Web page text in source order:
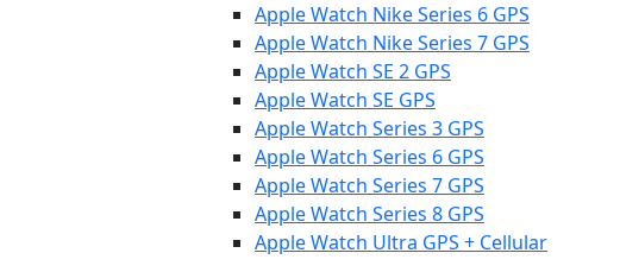
Apple Watch Nike Series 6 GPS
Apple Watch Nike Series 7 GPS
Apple Watch SE 2 GPS
Apple Watch SE GPS
Apple Watch Series 3 GPS
Apple Watch Series 6 GPS
Apple Watch Series 7 GPS
Apple Watch Series 8 GPS
Apple Watch Ultra GPS + Cellular